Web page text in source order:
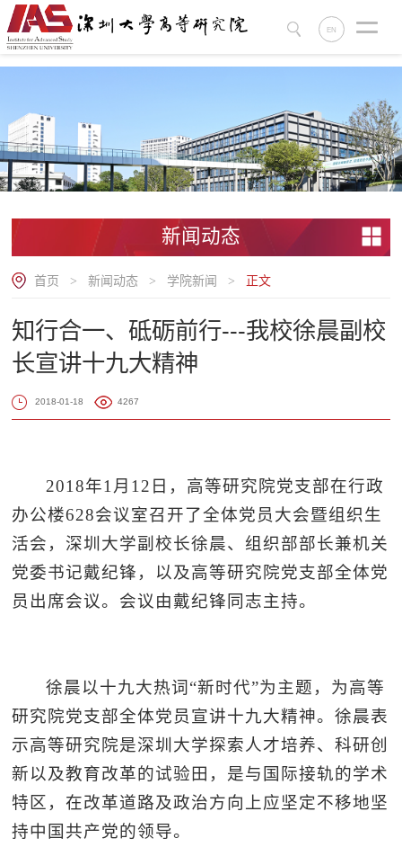
EN
新闻动态
首页 > 新闻动态 > 学院新闻 > 正文
知行合一、砥砺前行---我校徐晨副校
长宣讲十九大精神
2018-01-18 4267
2018年1月12日，高等研究院党支部在行政
办公楼628会议室召开了全体党员大会暨组织生
活会，深圳大学副校长徐晨、组织部部长兼机关
党委书记戴纪锋，以及高等研究院党支部全体党
员出席会议。会议由戴纪锋同志主持。
徐晨以十九大热词“新时代”为主题，为高等
研究院党支部全体党员宣讲十九大精神。徐晨表
示高等研究院是深圳大学探索人才培养、科研创
新以及教育改革的试验田，是与国际接轨的学术
特区，在改革道路及政治方向上应坚定不移地坚
持中国共产党的领导。